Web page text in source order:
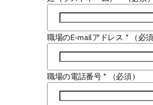
職場のE-mailアドレス * （必
職場の電話番号 * （必須）